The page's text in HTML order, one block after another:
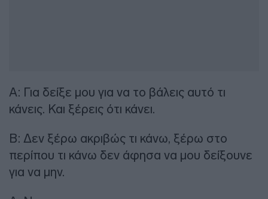
Α: Για δείξε μου για να το βάλεις αυτό τι
κάνεις. Και ξέρεις ότι κάνει.
Β: Δεν ξέρω ακριβώς τι κάνω, ξέρω στο
περίπου τι κάνω δεν άφησα να μου δείξουνε
για να μην.